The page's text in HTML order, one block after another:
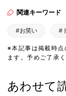
関連キーワード
#お笑い #
※本記事は掲載時点
ます。予めご了承く
あわせて